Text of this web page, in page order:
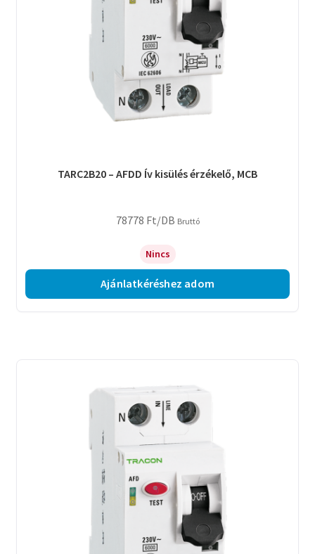
TARC2B20 – AFDD Ív kisülés érzékelő, MCB
78778 Ft/DB Bruttó
Nincs
Ajánlatkéréshez adom